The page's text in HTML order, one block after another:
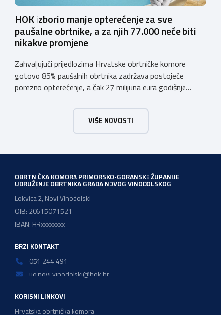
HOK izborio manje opterećenje za sve
paušalne obrtnike, a za njih 77.000 neće biti
nikakve promjene
Zahvaljujući prijedlozima Hrvatske obrtničke komore
gotovo 85% paušalnih obrtnika zadržava postojeće
porezno opterećenje, a čak 27 milijuna eura godišnje
komora pozdravlja odluku Vlade Republike Hrvatske da u
konačnom prijedlogu poreznih izmjena prihvati ključne
prijedloge HOK-a iznesene tijekom intenzivnog dijaloga s
VIŠE NOVOSTI
OBRTNIČKA KOMORA PRIMORSKO-GORANSKE ŽUPANIJE
UDRUŽENJE OBRTNIKA GRADA NOVOG VINODOLSKOG
Lokvica 2, Novi Vinodolski
OIB: 20615071521
IBAN: HRxxxxxxxx
BRZI KONTAKT
051 244 491
uo.novi.vinodolski@hok.hr
KORISNI LINKOVI
Hrvatska obrtnička komora